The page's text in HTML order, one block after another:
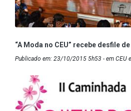
“A Moda no CEU” recebe desfile
Publicado em: 23/10/2015 5h53 - em CEU